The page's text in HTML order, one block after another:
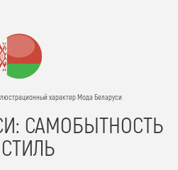
характер Мода Беларуси
САМОБЫТНОСТЬ